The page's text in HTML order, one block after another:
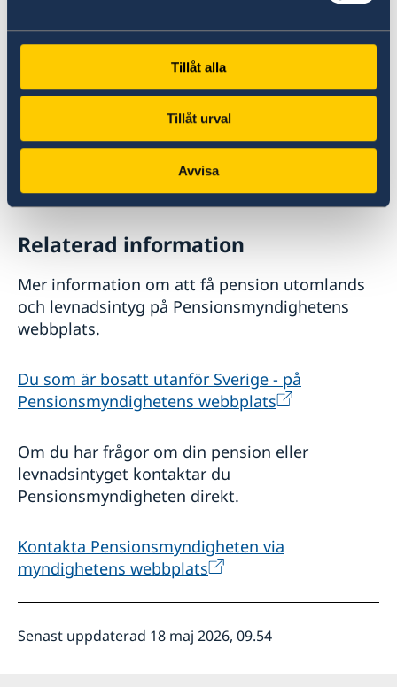
Tillåt alla
Tillåt urval
Avvisa
Per post till:
Pensionsmyndigheten
SE-839 77 Östersund
Pensionsmyndigheten beslutar om att dra in
pensionsutbetalningar för de personer som
inte lämnat levnadsintyg den 28 oktober 2025.
Relaterad information
Mer information om att få pension utomlands
och levnadsintyg på Pensionsmyndighetens
webbplats.
Du som är bosatt utanför Sverige - på
Pensionsmyndighetens webbplats
Om du har frågor om din pension eller
levnadsintyget kontaktar du
Pensionsmyndigheten direkt.
Kontakta Pensionsmyndigheten via
myndighetens webbplats
Senast uppdaterad 18 maj 2026, 09.54